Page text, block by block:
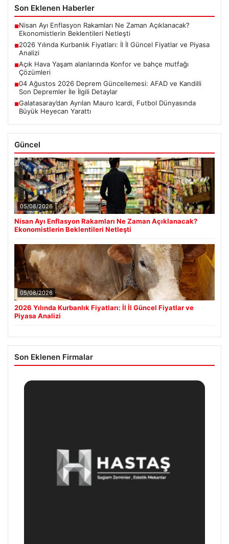
Son Eklenen Haberler
■Nisan Ayı Enflasyon Rakamları Ne Zaman Açıklanacak?
Ekonomistlerin Beklentileri Netleşti
■2026 Yılında Kurbanlık Fiyatları: İl İl Güncel Fiyatlar ve Piyasa
Analizi
■Açık Hava Yaşam alanlarında Konfor ve bahçe mutfağı
Çözümleri
■04 Ağustos 2026 Deprem Güncellemesi: AFAD ve Kandilli
Son Depremler İle İlgili Detaylar
■Galatasaray’dan Ayrılan Mauro Icardi, Futbol Dünyasında
Büyük Heyecan Yarattı
Güncel
05/08/2026
Nisan Ayı Enflasyon Rakamları Ne Zaman Açıklanacak?
Ekonomistlerin Beklentileri Netleşti
05/08/2026
2026 Yılında Kurbanlık Fiyatları: İl İl Güncel Fiyatlar ve
Piyasa Analizi
Son Eklenen Firmalar